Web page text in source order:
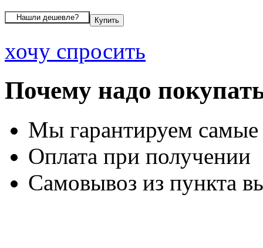
хочу спросить
Почему надо
Мы гарантируем
Оплата при получении
Самовывоз из пункта